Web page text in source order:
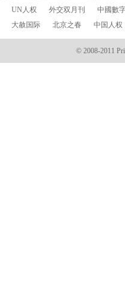
UN人权 外交双月刊
中國數
大赦国际 北京之春 中国人权
© 2008-2011